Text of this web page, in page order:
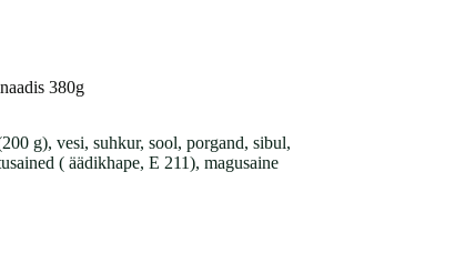
380g
g), vesi, suhkur, sool, porgand, sibul,
( äädikhape, E 211), magusaine